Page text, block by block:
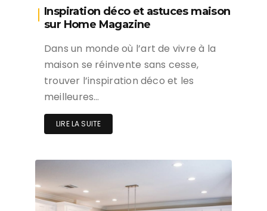
Inspiration déco et astuces maison
sur Home Magazine
Dans un monde où l’art de vivre à la
maison se réinvente sans cesse,
trouver l’inspiration déco et les
meilleures…
LIRE LA SUITE